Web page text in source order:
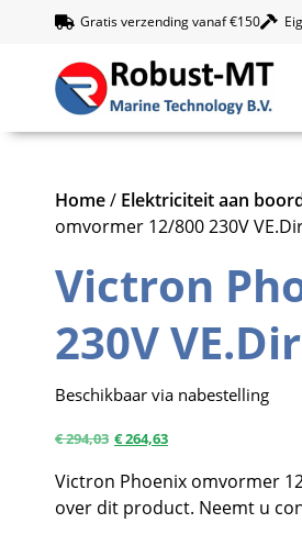
Gratis verzending vanaf €150
Home/ Elektriciteit aan
omvormer 12/800 230V
Victron
230V
Beschikbaar via nabestelling
€294,03 €264,63
Victron Phoenix omvormer
over dit product. Neemt u